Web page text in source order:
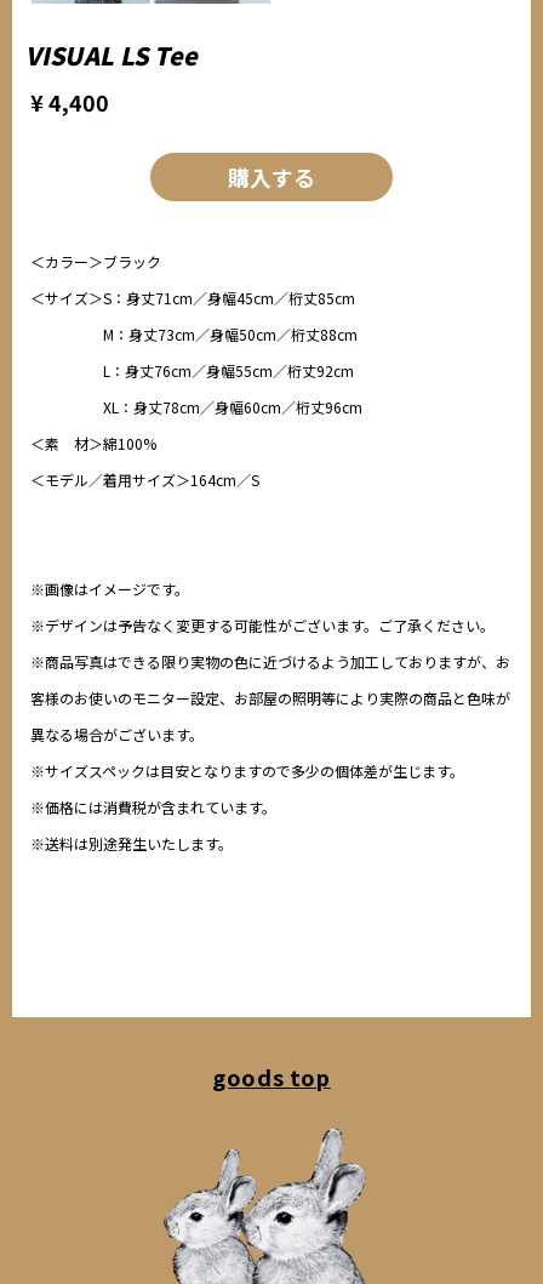
VISUAL LS Tee
¥ 4,400
購入する
＜カラー＞ブラック
＜サイズ＞S：身丈71cm／身幅45cm／桁丈85cm
M：身丈73cm／身幅50cm／桁丈88cm
L：身丈76cm／身幅55cm／桁丈92cm
XL：身丈78cm／身幅60cm／桁丈96cm
＜素 材＞綿100%
＜モデル／着用サイズ＞164cm／S
※画像はイメージです。
※デザインは予告なく変更する可能性がございます。ご了承ください。
※商品写真はできる限り実物の色に近づけるよう加工しておりますが、お
客様のお使いのモニター設定、お部屋の照明等により実際の商品と色味が
異なる場合がございます。
※サイズスペックは目安となりますので多少の個体差が生じます。
※価格には消費税が含まれています。
※送料は別途発生いたします。
goods top